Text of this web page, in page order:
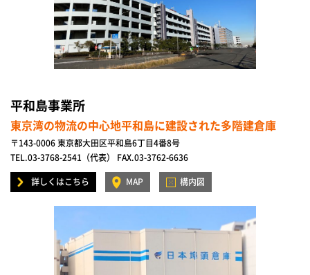
平和島事業所
東京湾の物流の中心地平和島に建設された多階建倉庫
〒143-0006 東京都大田区平和島6丁目4番8号
TEL.03-3768-2541（代表） FAX.03-3762-6636
詳しくはこちら
MAP 構内図